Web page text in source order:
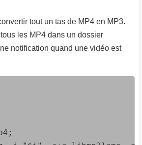
tout un tas de MP4 en MP3.
les MP4 dans un dossier
notification quand une vidéo est